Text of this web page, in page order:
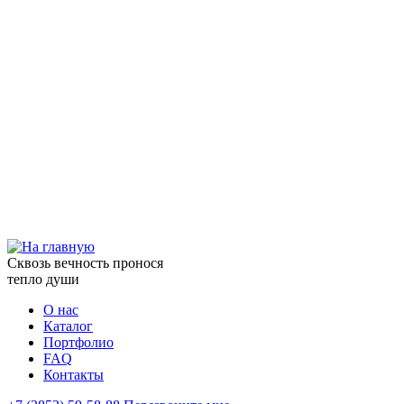
Сквозь вечность пронося
тепло души
О нас
Каталог
Портфолио
FAQ
Контакты